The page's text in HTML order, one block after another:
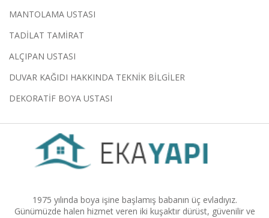
MANTOLAMA USTASI
TADİLAT TAMİRAT
ALÇIPAN USTASI
DUVAR KAĞIDI HAKKINDA TEKNİK BİLGİLER
DEKORATİF BOYA USTASI
1975 yılında boya işine başlamış babanın üç evladıyız.
Günümüzde halen hizmet veren iki kuşaktır dürüst, güvenilir ve